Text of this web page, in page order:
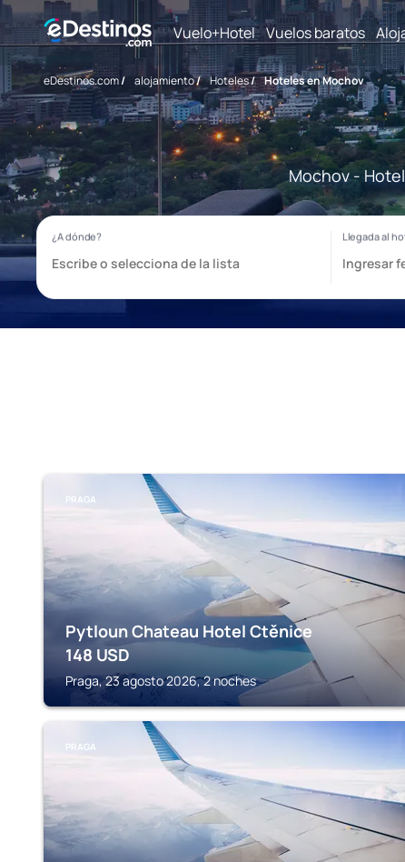
Vuelo+Hotel Vuelos baratos
eDestinos.com/ alojamiento/ Hoteles/ Hoteles en Mochov
Mochov -
PRAGA
Pytloun Chateau Hotel Ctěnice
148 USD
Praga, 23 agosto 2026, 2 noches
PRAGA